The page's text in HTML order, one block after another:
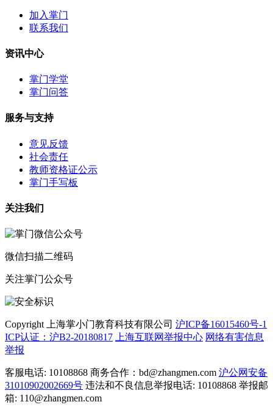
加入掌门
联系我们
资讯中心
掌门学堂
掌门问答
服务与支持
意见反馈
社会责任
教师资格证公示
掌门手写板
关注我们
微信扫描二维码
关注掌门公众号
Copyright 上海掌小门教育科技有限公司 沪ICP备16015460号-1
ICP认证：沪B2-20180817
上海互联网举报中心 网络有害信息
举报
客服电话: 10108868 商务合作：bd@zhangmen.com 沪公网安备
31010902002669号 违法和不良信息举报电话: 10108868 举报邮
箱: 110@zhangmen.com